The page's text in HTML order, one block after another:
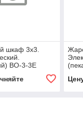
шкаф 3х3.
BO-3-3E